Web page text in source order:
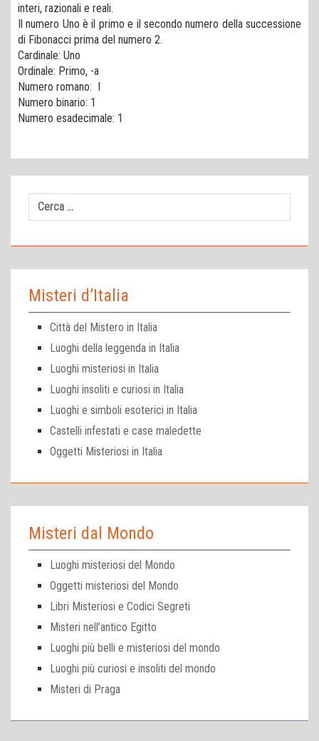
interi, razionali e reali.
Il numero Uno è il primo e il secondo numero della successione
di Fibonacci prima del numero 2.
Cardinale: Uno
Ordinale: Primo, -a
Numero romano: I
Numero binario: 1
Numero esadecimale: 1
Ricerca
Misteri d’Italia
Città del Mistero in Italia
Luoghi della leggenda in Italia
Luoghi misteriosi in Italia
Luoghi insoliti e curiosi in Italia
Luoghi e simboli esoterici in Italia
Castelli infestati e case maledette
Oggetti Misteriosi in Italia
Misteri dal Mondo
Luoghi misteriosi del Mondo
Oggetti misteriosi del Mondo
Libri Misteriosi e Codici Segreti
Misteri nell’antico Egitto
Luoghi più belli e misteriosi del mondo
Luoghi più curiosi e insoliti del mondo
Misteri di Praga